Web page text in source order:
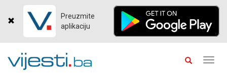
Preuzmite
aplikaciju